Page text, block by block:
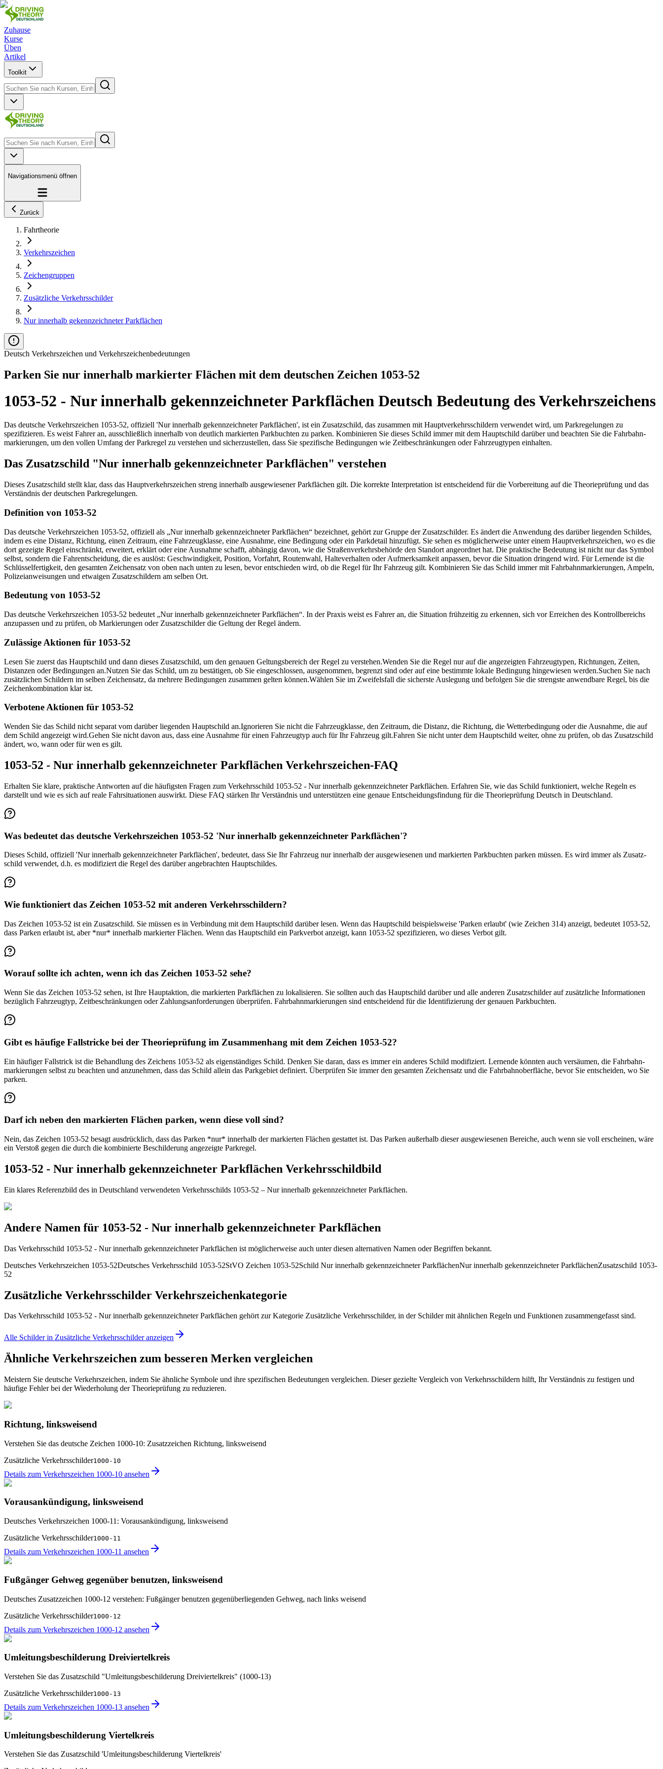
Zuhause
Kurse
Üben
Artikel
Toolkit
Navigationsmenü öffnen
Zurück
Fahrtheorie
Verkehrszeichen
Zeichengruppen
Zusätzliche Verkehrsschilder
Nur innerhalb gekennzeichneter Parkflächen
Deutsch Verkehrszeichen und Verkehrszeichenbedeutungen
Parken Sie nur innerhalb markierter Flächen mit dem deutschen Zeichen 1053-52
1053-52 - Nur innerhalb gekennzeichneter Parkflächen Deutsch Bedeutung des Verkehrszeichens
Das deutsche Verkehrszeichen 1053-52, offiziell 'Nur innerhalb gekennzeichneter Parkflächen', ist ein Zusatzschild, das zusammen mit Haupt­verkehrs­schildern verwendet wird, um Park­regelungen zu
spezifizieren. Es weist Fahrer an, ausschließlich innerhalb von deutlich markierten Park­buchten zu parken. Kombinieren Sie dieses Schild immer mit dem Hauptschild darüber und beachten Sie die Fahr­bahn­
markierungen, um den vollen Umfang der Park­regel zu verstehen und sicherzustellen, dass Sie spezifische Bedingungen wie Zeit­beschränkungen oder Fahrzeug­typen einhalten.
Das Zusatzschild "Nur innerhalb gekennzeichneter Parkflächen" verstehen
Dieses Zusatzschild stellt klar, dass das Hauptverkehrszeichen streng innerhalb ausgewiesener Parkflächen gilt. Die korrekte Interpretation ist entscheidend für die Vorbereitung auf die Theorieprüfung und das
Verständnis der deutschen Parkregelungen.
Definition von 1053-52
Das deutsche Verkehrszeichen 1053-52, offiziell als „Nur innerhalb gekennzeichneter Parkflächen“ bezeichnet, gehört zur Gruppe der Zusatzschilder. Es ändert die Anwendung des darüber liegenden Schildes,
indem es eine Distanz, Richtung, einen Zeitraum, eine Fahrzeugklasse, eine Ausnahme, eine Bedingung oder ein Parkdetail hinzufügt. Sie sehen es möglicherweise unter einem Hauptverkehrszeichen, wo es die
dort gezeigte Regel einschränkt, erweitert, erklärt oder eine Ausnahme schafft, abhängig davon, wie die Straßenverkehrsbehörde den Standort angeordnet hat. Die praktische Bedeutung ist nicht nur das Symbol
selbst, sondern die Fahr­entscheidung, die es auslöst: Geschwindigkeit, Position, Vorfahrt, Routenwahl, Halte­verhalten oder Aufmerksamkeit anpassen, bevor die Situation dringend wird. Für Lernende ist die
Schlüssel­fertigkeit, den gesamten Zeichensatz von oben nach unten zu lesen, bevor entschieden wird, ob die Regel für Ihr Fahrzeug gilt. Kombinieren Sie das Schild immer mit Fahrbahnmarkierungen, Ampeln,
Polizeianweisungen und etwaigen Zusatz­schildern am selben Ort.
Bedeutung von 1053-52
Das deutsche Verkehrszeichen 1053-52 bedeutet „Nur innerhalb gekennzeichneter Parkflächen“. In der Praxis weist es Fahrer an, die Situation frühzeitig zu erkennen, sich vor Erreichen des Kontrollbereichs
anzupassen und zu prüfen, ob Markierungen oder Zusatzschilder die Geltung der Regel ändern.
Zulässige Aktionen für 1053-52
Lesen Sie zuerst das Hauptschild und dann dieses Zusatzschild, um den genauen Geltungs­bereich der Regel zu verstehen.Wenden Sie die Regel nur auf die angezeigten Fahrzeug­typen, Richtungen, Zeiten,
Distanzen oder Bedingungen an.Nutzen Sie das Schild, um zu bestätigen, ob Sie eingeschlossen, ausgenommen, begrenzt sind oder auf eine bestimmte lokale Bedingung hingewiesen werden.Suchen Sie nach
zusätzlichen Schildern im selben Zeichensatz, da mehrere Bedingungen zusammen gelten können.Wählen Sie im Zweifelsfall die sicherste Auslegung und befolgen Sie die strengste anwendbare Regel, bis die
Zeichen­kombination klar ist.
Verbotene Aktionen für 1053-52
Wenden Sie das Schild nicht separat vom darüber liegenden Hauptschild an.Ignorieren Sie nicht die Fahrzeugklasse, den Zeitraum, die Distanz, die Richtung, die Wetter­bedingung oder die Ausnahme, die auf
dem Schild angezeigt wird.Gehen Sie nicht davon aus, dass eine Ausnahme für einen Fahrzeugtyp auch für Ihr Fahrzeug gilt.Fahren Sie nicht unter dem Hauptschild weiter, ohne zu prüfen, ob das Zusatzschild
ändert, wo, wann oder für wen es gilt.
1053-52 - Nur innerhalb gekennzeichneter Parkflächen Verkehrszeichen-FAQ
Erhalten Sie klare, praktische Antworten auf die häufigsten Fragen zum Verkehrsschild 1053-52 - Nur innerhalb gekennzeichneter Parkflächen. Erfahren Sie, wie das Schild funktioniert, welche Regeln es
darstellt und wie es sich auf reale Fahrsituationen auswirkt. Diese FAQ stärken Ihr Verständnis und unterstützen eine genaue Entscheidungsfindung für die Theorieprüfung Deutsch in Deutschland.
Was bedeutet das deutsche Verkehrszeichen 1053-52 'Nur innerhalb gekennzeichneter Parkflächen'?
Dieses Schild, offiziell 'Nur innerhalb gekennzeichneter Parkflächen', bedeutet, dass Sie Ihr Fahrzeug nur innerhalb der ausgewiesenen und markierten Park­buchten parken müssen. Es wird immer als Zusatz­
schild verwendet, d.h. es modifiziert die Regel des darüber angebrachten Haupt­schildes.
Wie funktioniert das Zeichen 1053-52 mit anderen Verkehrs­schildern?
Das Zeichen 1053-52 ist ein Zusatz­schild. Sie müssen es in Verbindung mit dem Haupt­schild darüber lesen. Wenn das Haupt­schild beispielsweise 'Parken erlaubt' (wie Zeichen 314) anzeigt, bedeutet 1053-52,
dass Parken erlaubt ist, aber *nur* innerhalb markierter Flächen. Wenn das Haupt­schild ein Park­verbot anzeigt, kann 1053-52 spezifizieren, wo dieses Verbot gilt.
Worauf sollte ich achten, wenn ich das Zeichen 1053-52 sehe?
Wenn Sie das Zeichen 1053-52 sehen, ist Ihre Haupt­aktion, die markierten Park­flächen zu lokalisieren. Sie sollten auch das Haupt­schild darüber und alle anderen Zusatz­schilder auf zusätzliche Informationen
bezüglich Fahr­zeug­typ, Zeit­beschränkungen oder Zahlungs­an­forderungen überprüfen. Fahr­bahn­markierungen sind entscheidend für die Identifizierung der genauen Park­buchten.
Gibt es häufige Fallstricke bei der Theorie­prüfung im Zusammenhang mit dem Zeichen 1053-52?
Ein häufiger Fallstrick ist die Behandlung des Zeichens 1053-52 als eigenständiges Schild. Denken Sie daran, dass es immer ein anderes Schild modifiziert. Lernende könnten auch versäumen, die Fahr­bahn­
markierungen selbst zu beachten und anzunehmen, dass das Schild allein das Park­gebiet definiert. Überprüfen Sie immer den gesamten Zeichensatz und die Fahrbahn­oberfläche, bevor Sie entscheiden, wo Sie
parken.
Darf ich neben den markierten Flächen parken, wenn diese voll sind?
Nein, das Zeichen 1053-52 besagt ausdrücklich, dass das Parken *nur* innerhalb der markierten Flächen gestattet ist. Das Parken außerhalb dieser ausgewiesenen Bereiche, auch wenn sie voll erscheinen, wäre
ein Verstoß gegen die durch die kombinierte Beschilderung angezeigte Park­regel.
1053-52 - Nur innerhalb gekennzeichneter Parkflächen Verkehrsschildbild
Ein klares Referenzbild des in Deutschland verwendeten Verkehrsschilds 1053-52 – Nur innerhalb gekennzeichneter Parkflächen.
Andere Namen für 1053-52 - Nur innerhalb gekennzeichneter Parkflächen
Das Verkehrsschild 1053-52 - Nur innerhalb gekennzeichneter Parkflächen ist möglicherweise auch unter diesen alternativen Namen oder Begriffen bekannt.
Deutsches Verkehrszeichen 1053-52Deutsches Verkehrsschild 1053-52StVO Zeichen 1053-52Schild Nur innerhalb gekennzeichneter ParkflächenNur innerhalb gekennzeichneter ParkflächenZusatzschild 1053-
52
Zusätzliche Verkehrsschilder Verkehrszeichenkategorie
Das Verkehrsschild 1053-52 - Nur innerhalb gekennzeichneter Parkflächen gehört zur Kategorie Zusätzliche Verkehrsschilder, in der Schilder mit ähnlichen Regeln und Funktionen zusammengefasst sind.
Alle Schilder in Zusätzliche Verkehrsschilder anzeigen
Ähnliche Verkehrszeichen zum besseren Merken vergleichen
Meistern Sie deutsche Verkehrszeichen, indem Sie ähnliche Symbole und ihre spezifischen Bedeutungen vergleichen. Dieser gezielte Vergleich von Verkehrsschildern hilft, Ihr Verständnis zu festigen und
häufige Fehler bei der Wiederholung der Theorieprüfung zu reduzieren.
Richtung, linksweisend
Verstehen Sie das deutsche Zeichen 1000-10: Zusatzzeichen Richtung, linksweisend
Zusätzliche Verkehrsschilder1000-10
Details zum Verkehrszeichen 1000-10 ansehen
Vorausankündigung, linksweisend
Deutsches Verkehrszeichen 1000-11: Vorausankündigung, linksweisend
Zusätzliche Verkehrsschilder1000-11
Details zum Verkehrszeichen 1000-11 ansehen
Fußgänger Gehweg gegenüber benutzen, linksweisend
Deutsches Zusatzzeichen 1000-12 verstehen: Fußgänger benutzen gegenüberliegenden Gehweg, nach links weisend
Zusätzliche Verkehrsschilder1000-12
Details zum Verkehrszeichen 1000-12 ansehen
Umleitungsbeschilderung Dreiviertelkreis
Verstehen Sie das Zusatzschild "Umleitungsbeschilderung Dreiviertelkreis" (1000-13)
Zusätzliche Verkehrsschilder1000-13
Details zum Verkehrszeichen 1000-13 ansehen
Umleitungsbeschilderung Viertelkreis
Verstehen Sie das Zusatzschild 'Umleitungsbeschilderung Viertelkreis'